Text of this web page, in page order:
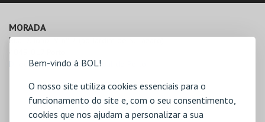
Bem-vindo à BOL!
O nosso site utiliza cookies essenciais para o
funcionamento do site e, com o seu consentimento,
cookies que nos ajudam a personalizar a sua
MORADA
Rua D. João IV, nº 2 (ao Jardim de S. Lázaro)
4049-017 Porto
Direcções para Bib. Municipal do Porto